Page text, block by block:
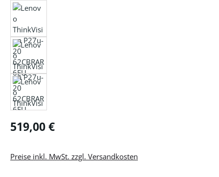
Regulärer Preis:
519,00 €
Preise inkl. MwSt. zzgl. Versandkosten